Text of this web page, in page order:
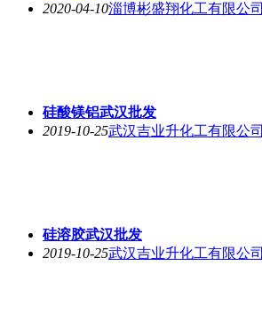
2020-04-10淄博彬盛翔化工有限公司
硅酸镁铝武汉批发
2019-10-25武汉吉业升化工有限公司
硅溶胶武汉批发
2019-10-25武汉吉业升化工有限公司